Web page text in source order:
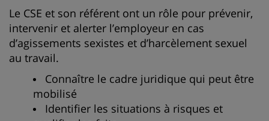
Le CSE et son référent ont un rôle pour prévenir,
intervenir et alerter l’employeur en cas
d’agissements sexistes et d’harcèlement sexuel
au travail.
Connaître le cadre juridique qui peut être
mobilisé
Identifier les situations à risques et